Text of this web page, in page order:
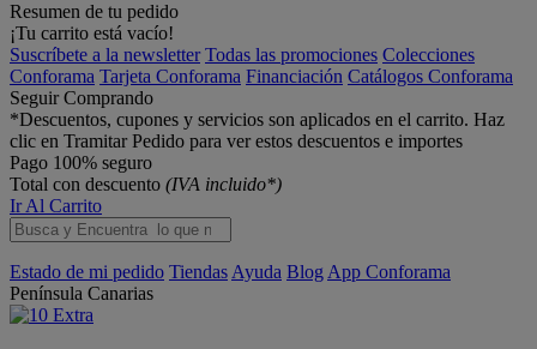
Resumen de tu pedido
¡Tu carrito está vacío!
Suscríbete a la newsletter Todas las promociones Colecciones
Conforama Tarjeta Conforama Financiación Catálogos Conforama
Seguir Comprando
*Descuentos, cupones y servicios son aplicados en el carrito. Haz
clic en Tramitar Pedido para ver estos descuentos e importes
Pago 100% seguro
Total con descuento (IVA incluido*)
Ir Al Carrito
Estado de mi pedido Tiendas Ayuda Blog App Conforama
Península Canarias